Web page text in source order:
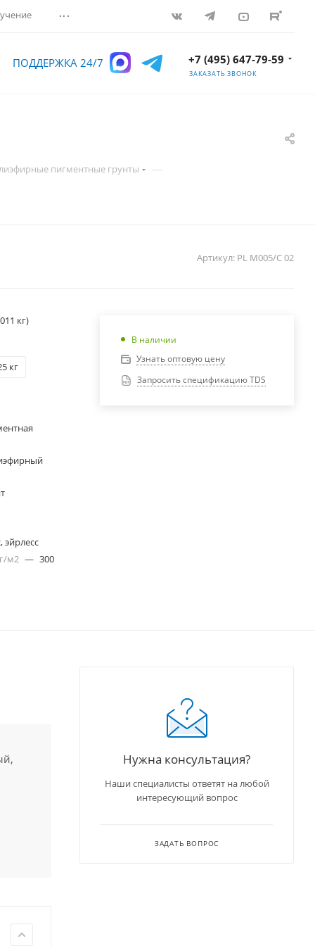
...
ПОДДЕРЖКА 24/7 +7 (495) 647-79-59
ЗАКАЗАТЬ ЗВОНОК
пигментные грунты —
Артикул: PL M005/C 02
кг)
кг
эйрлесс
м2 — 300
В наличии
Узнать оптовую цену
Запросить спецификацию TDS
Нужна консультация?
Наши специалисты ответят на любой
интересующий вопрос
ЗАДАТЬ ВОПРОС